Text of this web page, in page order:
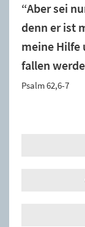
“Aber sei
denn er ist
meine Hilfe
fallen
Psalm 62,6-7